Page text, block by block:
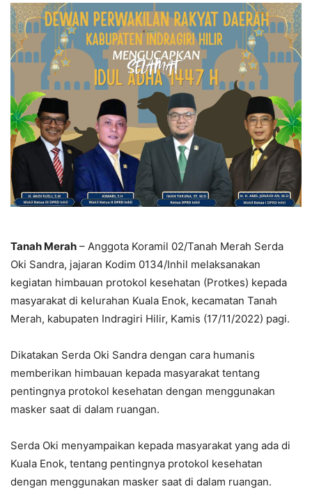
Tanah Merah – Anggota Koramil 02/Tanah Merah Serda
Oki Sandra, jajaran Kodim 0134/Inhil melaksanakan
kegiatan himbauan protokol kesehatan (Protkes) kepada
masyarakat di kelurahan Kuala Enok, kecamatan Tanah
Merah, kabupaten Indragiri Hilir, Kamis (17/11/2022) pagi.
Dikatakan Serda Oki Sandra dengan cara humanis
memberikan himbauan kepada masyarakat tentang
pentingnya protokol kesehatan dengan menggunakan
masker saat di dalam ruangan.
Serda Oki menyampaikan kepada masyarakat yang ada di
Kuala Enok, tentang pentingnya protokol kesehatan
dengan menggunakan masker saat di dalam ruangan.